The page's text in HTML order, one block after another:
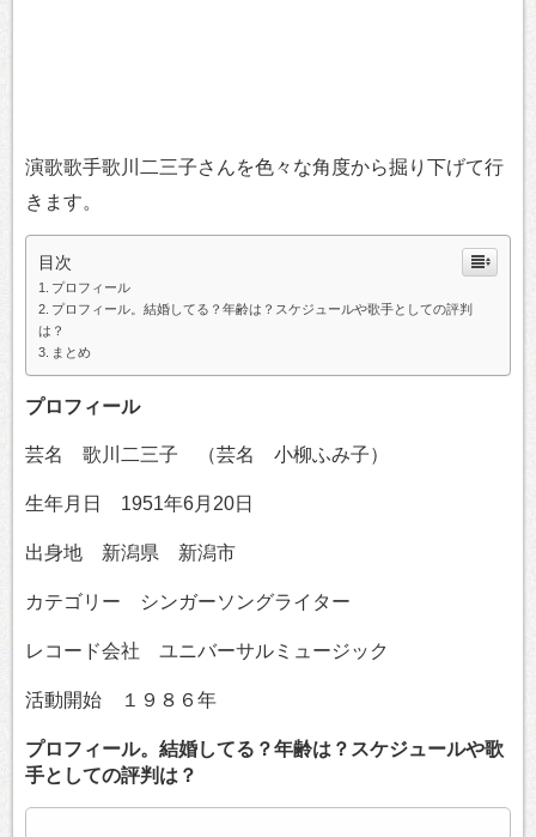
演歌歌手歌川二三子さんを色々な角度から掘り下げて行
きます。
目次
プロフィール
プロフィール。結婚してる？年齢は？スケジュールや歌手としての評判
は？
まとめ
プロフィール
芸名 歌川二三子 （芸名 小柳ふみ子）
生年月日 1951年6月20日
出身地 新潟県 新潟市
カテゴリー シンガーソングライター
レコード会社 ユニバーサルミュージック
活動開始 １９８６年
プロフィール。結婚してる？年齢は？スケジュールや歌
手としての評判は？